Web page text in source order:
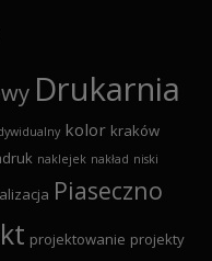
Drukarnia
kolor kraków
naklejek nakład niski
Piaseczno
projektowanie projekty